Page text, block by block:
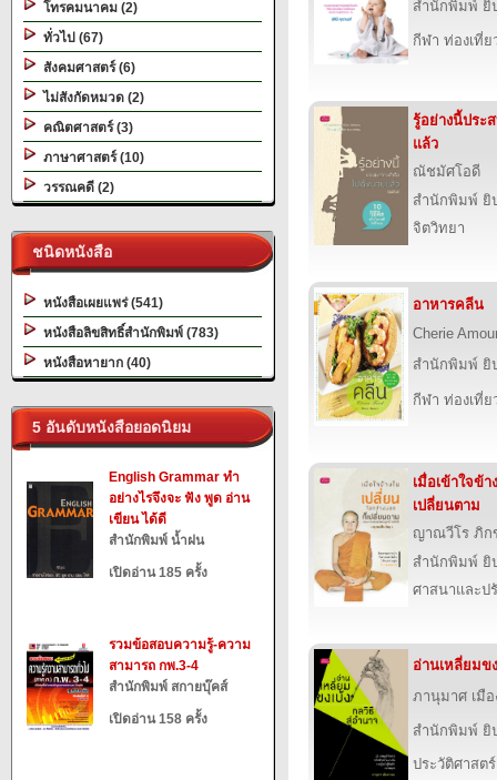
โทรคมนาคม (2)
ทั่วไป (67)
สังคมศาสตร์ (6)
ไม่สังกัดหมวด (2)
คณิตศาสตร์ (3)
ภาษาศาสตร์ (10)
วรรณคดี (2)
ชนิดหนังสือ
หนังสือเผยแพร่ (541)
หนังสือลิขสิทธิ์สำนักพิมพ์ (783)
หนังสือหายาก (40)
5 อันดับหนังสือยอดนิยม
English Grammar ทำ
อย่างไรจึงจะ ฟัง พูด อ่าน
เขียน ได้ดี
สำนักพิมพ์ น้ำฝน
เปิดอ่าน 185 ครั้ง
รวมข้อสอบความรู้-ความ
สามารถ กพ.3-4
สำนักพิมพ์ สกายบุ๊คส์
เปิดอ่าน 158 ครั้ง
สำนักพิมพ์ ยิ
กีฬา ท่องเที่
รู้อย่างนี้ประ
แล้ว
ณัชมัศโอดี
สำนักพิมพ์ ยิ
จิตวิทยา
อาหารคลีน
Cherie
สำนักพิมพ์ ยิ
กีฬา ท่องเที่
เมื่อเข้าใจข้
เปลี่ยนตาม
ญาณวีโร ภิก
สำนักพิมพ์ ยิ
ศาสนาและป
อ่านเหลี่ยมข
ภานุมาศ เมื
สำนักพิมพ์ ยิ
ประวัติศาสต